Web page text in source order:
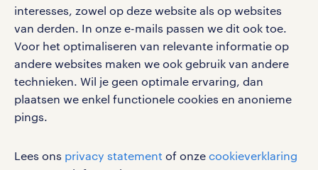
interesses, zowel op deze website als op websites
van derden. In onze e-mails passen we dit ook toe.
Voor het optimaliseren van relevante informatie op
andere websites maken we ook gebruik van andere
technieken. Wil je geen optimale ervaring, dan
plaatsen we enkel functionele cookies en anonieme
pings.
Lees ons privacy statement of onze cookieverklaring
werken bij randstad
gebruikersvoorwaarden
privacystatement
cookies